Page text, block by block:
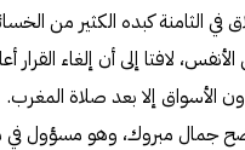
لافتا إلى أن إلغاء
الأسواق إلا بعد صلاة المغرب.
جمال مبروك، وهو مسؤول في